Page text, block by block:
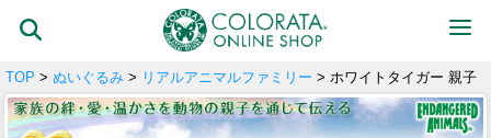
TOP > ぬいぐるみ > リアルアニマルファミリー > ホワイトタイガー 親子